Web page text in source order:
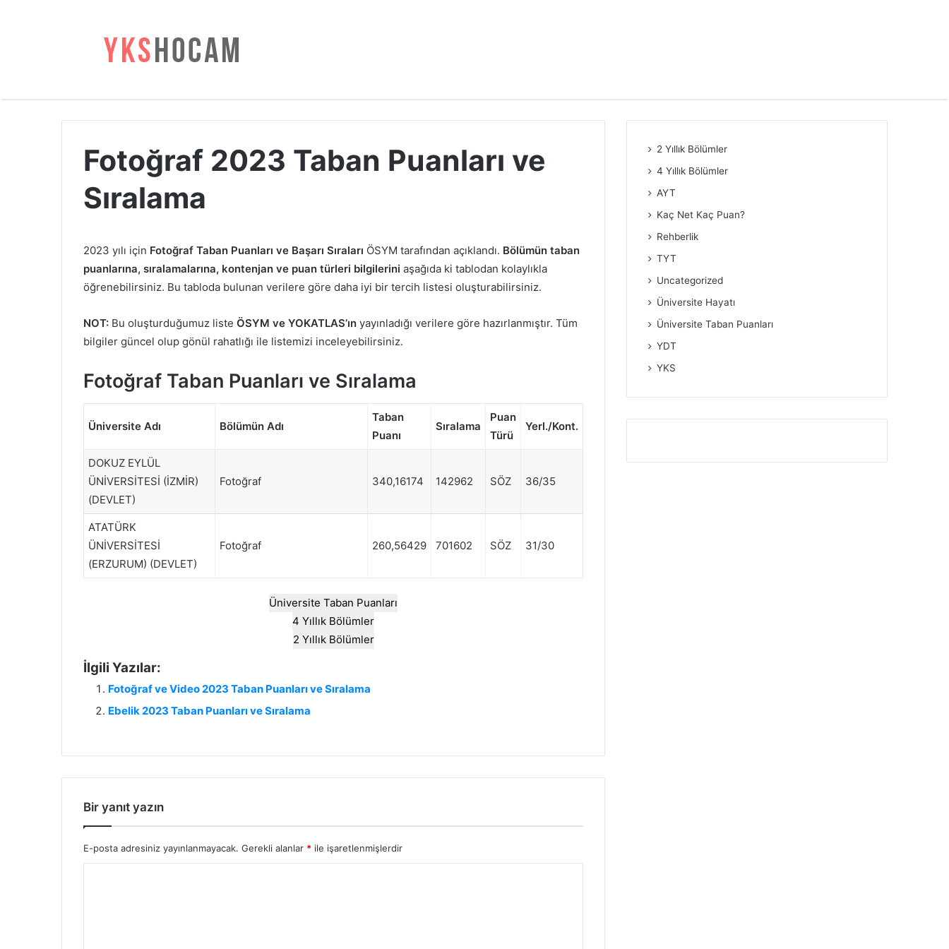
Fotoğraf 2023 Taban Puanları ve
Sıralama
2023 yılı için Fotoğraf Taban Puanları ve Başarı Sıraları ÖSYM tarafından açıklandı. Bölümün taban
puanlarına, sıralamalarına, kontenjan ve puan türleri bilgilerini aşağıda ki tablodan kolaylıkla
öğrenebilirsiniz. Bu tabloda bulunan verilere göre daha iyi bir tercih listesi oluşturabilirsiniz.
NOT: Bu oluşturduğumuz liste ÖSYM ve YOKATLAS’ın yayınladığı verilere göre hazırlanmıştır. Tüm
bilgiler güncel olup gönül rahatlığı ile listemizi inceleyebilirsiniz.
Fotoğraf Taban Puanları ve Sıralama
Üniversite Adı Bölümün Adı
Taban
Puanı
Sıralama
Puan
Türü
Yerl./Kont.
DOKUZ EYLÜL
ÜNİVERSİTESİ (İZMİR)
(DEVLET)
Fotoğraf 340,16174 142962 SÖZ 36/35
ATATÜRK
ÜNİVERSİTESİ
(ERZURUM) (DEVLET)
Fotoğraf 260,56429 701602 SÖZ 31/30
Üniversite Taban Puanları
4 Yıllık Bölümler
2 Yıllık Bölümler
İlgili Yazılar:
Fotoğraf ve Video 2023 Taban Puanları ve Sıralama
Ebelik 2023 Taban Puanları ve Sıralama
Bir yanıt yazın
E-posta adresiniz yayınlanmayacak. Gerekli alanlar * ile işaretlenmişlerdir
2 Yıllık Bölümler
4 Yıllık Bölümler
AYT
Kaç Net Kaç Puan?
Rehberlik
TYT
Uncategorized
Üniversite Hayatı
Üniversite Taban Puanları
YDT
YKS